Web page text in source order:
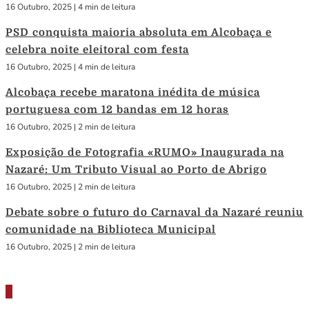
16 Outubro, 2025 | 4 min de leitura
PSD conquista maioria absoluta em Alcobaça e
celebra noite eleitoral com festa
16 Outubro, 2025 | 4 min de leitura
Alcobaça recebe maratona inédita de música
portuguesa com 12 bandas em 12 horas
16 Outubro, 2025 | 2 min de leitura
Exposição de Fotografia «RUMO» Inaugurada na
Nazaré: Um Tributo Visual ao Porto de Abrigo
16 Outubro, 2025 | 2 min de leitura
Debate sobre o futuro do Carnaval da Nazaré reuniu
comunidade na Biblioteca Municipal
16 Outubro, 2025 | 2 min de leitura